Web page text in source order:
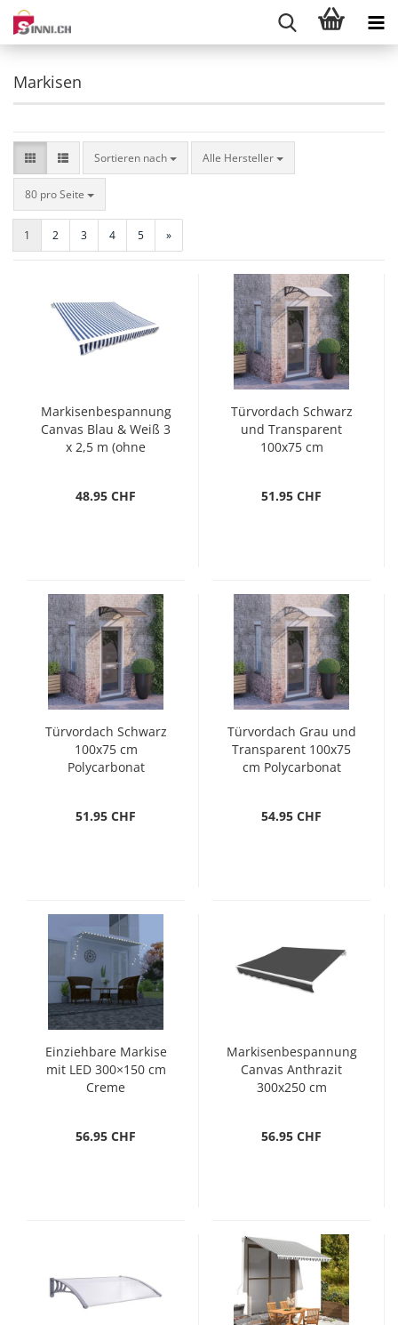
Markisen
Sortieren nach
Sortieren nach Alle Hersteller
80 pro Seite
pro Seite
1 2 3 4 5 »
Markisenbespannung
Canvas Blau & Weiß 3
x 2,5 m (ohne
48.95 CHF
Türvordach Schwarz
und Transparent
100x75 cm
51.95 CHF
Türvordach Schwarz
100x75 cm
Polycarbonat
51.95 CHF
Türvordach Grau und
Transparent 100x75
cm Polycarbonat
54.95 CHF
Einziehbare Markise
mit LED 300×150 cm
Creme
56.95 CHF
Markisenbespannung
Canvas Anthrazit
300x250 cm
56.95 CHF